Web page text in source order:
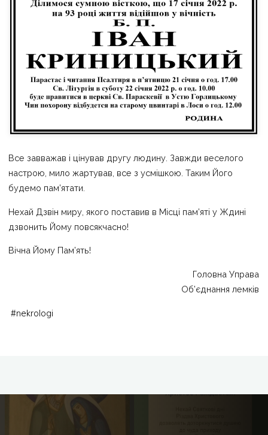
Все завважав і цінував другу людину. Завжди веселого
настрою, мило жартував, все з усмішкою. Таким Його
будемо пам’ятати.
Нехай Дзвін миру, якого поставив в Місці пам’яті у Ждині
дзвонить Йому повсякчасно!
Вічна Йому Пам’ять!
Головна Управа
Об’єднання лемків
#nekrologi